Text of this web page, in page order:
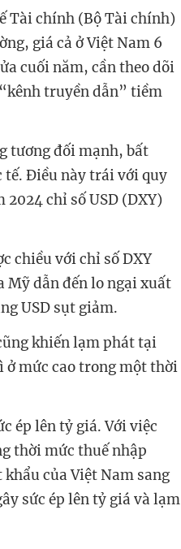
Tài chính (Bộ Tài chính)
giá cả ở Việt Nam 6
cuối năm, cần theo dõi
truyền dẫn” tiềm
tương đối mạnh, bất
tế. Điều này trái với quy
chỉ số USD (DXY)
chiều với chỉ số DXY
Mỹ dẫn đến lo ngại xuất
USD sụt giảm.
khiến lạm phát tại
ở mức cao trong một thời
ép lên tỷ giá. Với việc
thời mức thuế nhập
của Việt Nam sang
sức ép lên tỷ giá và lạm